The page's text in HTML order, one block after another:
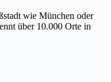
wie München oder
über 10.000 Orte in